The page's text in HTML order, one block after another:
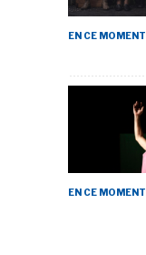
EN CE MOMENT
EN CE MOMENT